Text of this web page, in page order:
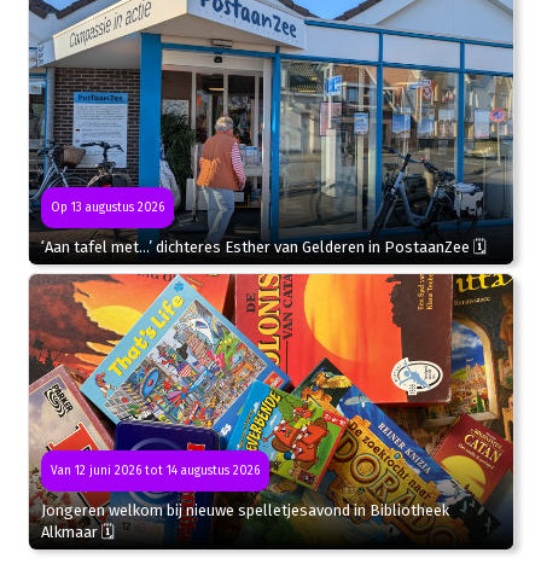
Op 13 augustus 2026
‘Aan tafel met…’ dichteres Esther van Gelderen in PostaanZee 🗓
Van 12 juni 2026 tot 14 augustus 2026
Jongeren welkom bij nieuwe spelletjesavond in Bibliotheek
Alkmaar 🗓